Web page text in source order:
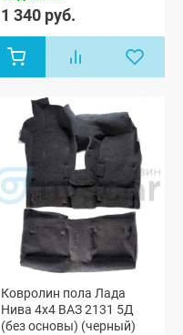
Лада Нива
4x4 (Урбан)
1 340 руб.
Ковролин пола Лада
Нива 4х4 ВАЗ 2131 5Д
(без основы) (черный)